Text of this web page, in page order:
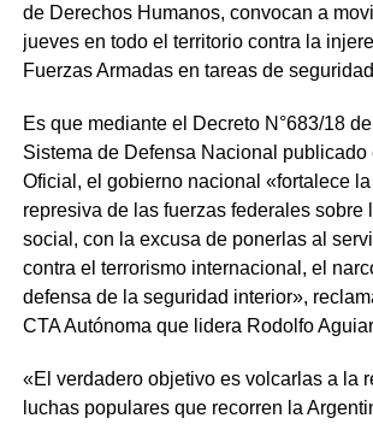
de Derechos Humanos, convocan a
jueves en todo el territorio contra la
Fuerzas Armadas en tareas de
Es que mediante el Decreto N°683/18
Sistema de Defensa Nacional publicado
Oficial, el gobierno nacional «fortalece
represiva de las fuerzas federales sobre
social, con la excusa de ponerlas al
contra el terrorismo internacional, el
defensa de la seguridad interior»,
CTA Autónoma que lidera Rodolfo
«El verdadero objetivo es volcarlas a la
luchas populares que recorren la